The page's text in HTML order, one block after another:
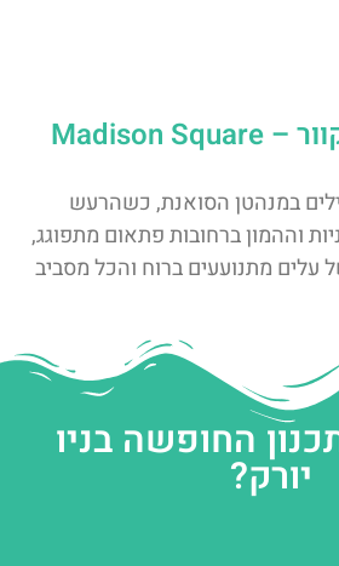
פארק מדיסון סקוור – Madison Square
במנהטן הסואנת, כשהרעש
וההמון ברחובות פתאום מתפוגג,
עלים מתנועעים ברוח והכל מסביב
החופשה בניו
יורק?